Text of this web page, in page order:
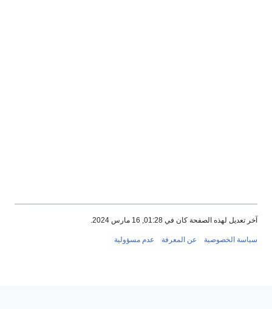
تعديل لهذه الصفحة كان في 01:28, 16 مارس 2024.
الخصوصية عن المعرفة عدم مسؤولية